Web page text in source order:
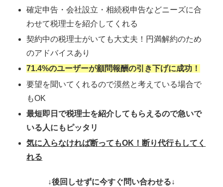
確定申告・会社設立・相続税申告などニーズに合
わせて税理士を紹介してくれる
契約中の税理士がいても大丈夫！円満解約のため
のアドバイスあり
71.4%のユーザーが顧問報酬の引き下げに成功！
要望を聞いてくれるので漠然と考えている場合で
もOK
最短即日で税理士を紹介してもらえるので急いで
いる人にもピッタリ
気に入らなければ断ってもOK！断り代行もしてく
れる
↓後回しせずに今すぐ問い合わせる↓